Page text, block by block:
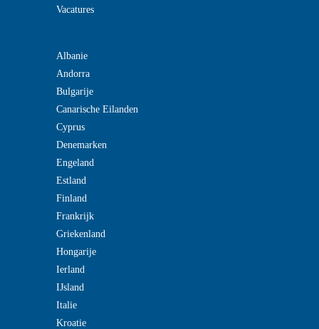
Vacatures
Albanie
Andorra
Bulgarije
Canarische Eilanden
Cyprus
Denemarken
Engeland
Estland
Finland
Frankrijk
Griekenland
Hongarije
Ierland
IJsland
Italie
Kroatie